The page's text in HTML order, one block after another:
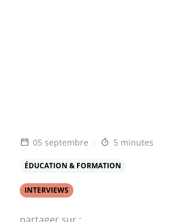
05 septembre 5 minutes
ÉDUCATION & FORMATION
INTERVIEWS